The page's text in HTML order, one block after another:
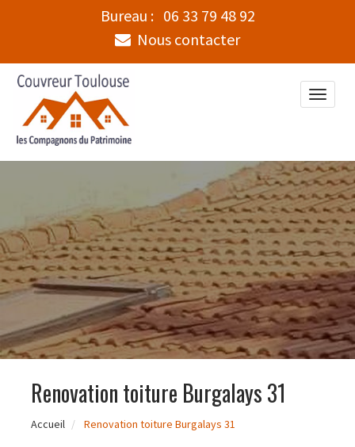
Bureau : 06 33 79 48 92
Nous contacter
Toggle
Renovation toiture Burgalays 31
Accueil Renovation toiture Burgalays 31